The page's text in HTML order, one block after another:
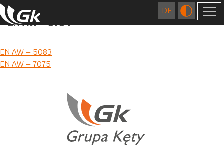
ÜBER UNS
AUSLÄNDISCHE GESELLSCHAFTEN
FORSCHUNGS- UND ENTWICKLUNGSZENTRUM
VERANTWORTUNGSBEWUSSTES WIRTSCHAFTEN
EN AW – 5754
Post
navigation
EN AW – 5083
EN AW – 7075